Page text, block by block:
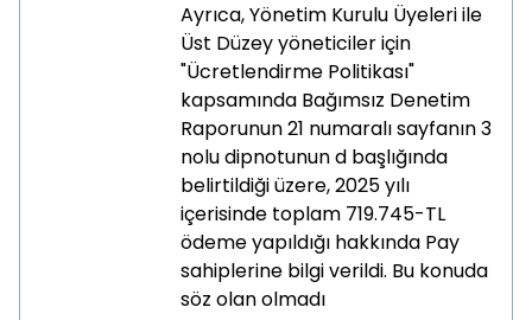
Ayrıca, Yönetim Kurulu Üyeleri ile
Üst Düzey yöneticiler için
"Ücretlendirme Politikası"
kapsamında Bağımsız Denetim
Raporunun 21 numaralı sayfanın 3
nolu dipnotunun d başlığında
belirtildiği üzere, 2025 yılı
içerisinde toplam 719.745-TL
ödeme yapıldığı hakkında Pay
sahiplerine bilgi verildi. Bu konuda
söz olan olmadı